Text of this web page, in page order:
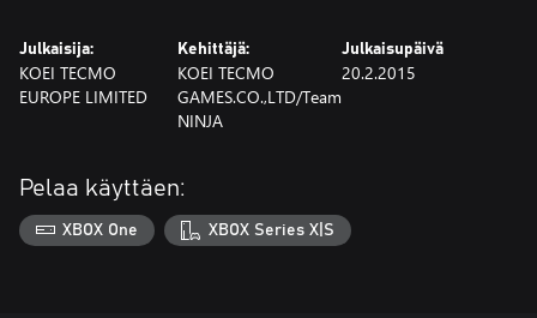
Julkaisija:
KOEI TECMO
EUROPE LIMITED
Kehittäjä:
KOEI TECMO
GAMES.CO.,LTD/Team
NINJA
Julkaisupäivä
20.2.2015
Pelaa käyttäen:
XBOX One XBOX Series X|S